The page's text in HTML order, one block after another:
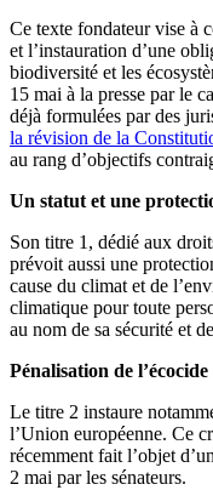
Ce texte fondateur vise à
et l’instauration d’une
biodiversité et les
15 mai à la presse par le
déjà formulées par des
la révision de la
au rang d’objectifs
Un statut et une
Son titre 1, dédié aux
prévoit aussi une
cause du climat et de
climatique pour toute
au nom de sa sécurité et
Pénalisation de l’écocide
Le titre 2 instaure
l’Union européenne. Ce
récemment fait l’objet
2 mai par les sénateurs.